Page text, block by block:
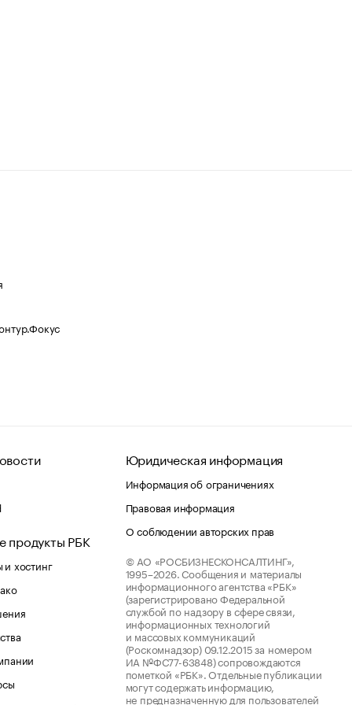
продукты РБК
хостинг
Юридическая информация
Информация об ограничениях
Правовая информация
О соблюдении авторских прав
© АО «РОСБИЗНЕСКОНСАЛТИНГ»,
1995–2026. Сообщения и материалы
информационного агентства «РБК»
(зарегистрировано Федеральной
службой по надзору в сфере связи,
информационных технологий
и массовых коммуникаций
(Роскомнадзор) 09.12.2015 за номером
ИА №ФС77-63848) сопровождаются
пометкой «РБК». Отдельные публикации
могут содержать информацию,
не предназначенную для пользователей